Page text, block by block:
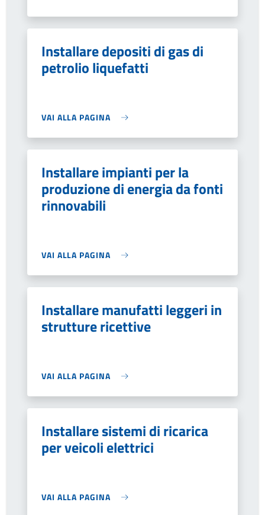
Installare depositi di gas di
petrolio liquefatti
VAI ALLA PAGINA
Installare impianti per la
produzione di energia da fonti
rinnovabili
VAI ALLA PAGINA
Installare manufatti leggeri in
strutture ricettive
VAI ALLA PAGINA
Installare sistemi di ricarica
per veicoli elettrici
VAI ALLA PAGINA